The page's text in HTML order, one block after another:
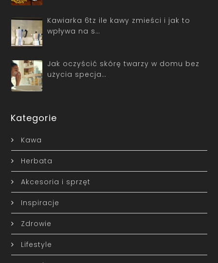
Kawiarka 6tz ile kawy zmieści i jak to
wpływa na s…
Jak oczyścić skórę twarzy w domu bez
użycia specja…
Kategorie
Kawa
Herbata
Akcesoria i sprzęt
Inspiracje
Zdrowie
Lifestyle